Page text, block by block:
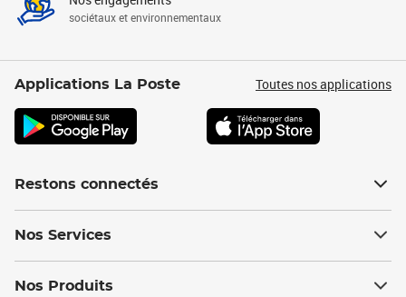
sociétaux et environnementaux
Applications La Poste Toutes nos applications
Restons connectés
Nos Services
Nos Produits